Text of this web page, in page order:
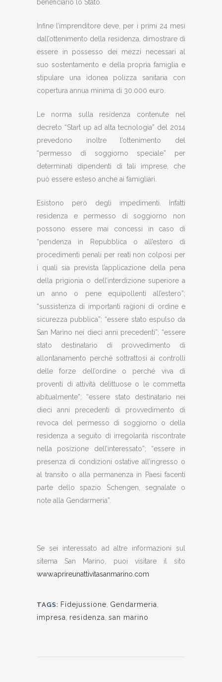
beneficiario lo Stato.
Infine l’imprenditore deve, per i primi 24 mesi
dall’ottenimento della residenza, dimostrare di
essere in possesso dei mezzi necessari al
suo sostentamento e della propria famiglia e
stipulare una idonea polizza sanitaria con
copertura annua minima di 30.000 euro.
Le norma sulla residenza contenute nel
decreto “Start up ad alta tecnologia” del 2014
prevedono inoltre l’ottenimento del
“permesso di soggiorno speciale” per
determinati dipendenti di tali imprese, che
può essere esteso anche ai famigliari.
Esistono però degli impedimenti. Infatti
residenza e permesso di soggiorno non
possono essere mai concessi in caso di
“pendenza in Repubblica o all’estero di
procedimenti penali per reati non colposi per
i quali sia prevista l’applicazione della pena
della prigionia o dell’interdizione superiore a
un anno o pene equipollenti all’estero”;
“sussistenza di importanti ragioni di ordine e
sicurezza pubblica”; “essere stato espulso da
San Marino nei dieci anni precedenti”; “essere
stato destinatario di provvedimento di
allontanamento perché sottrattosi ai controlli
delle forze dell’ordine o perché viva di
proventi di attività delittuose o le commetta
abitualmente”; “essere stato destinatario nei
dieci anni precedenti di provvedimento di
revoca del permesso di soggiorno o della
residenza a seguito di irregolarità riscontrate
nella posizione dell’interessato”; “essere in
presenza di condizioni ostative all’ingresso o
al transito o alla permanenza in Paesi facenti
parte dello spazio Schengen, segnalate o
note alla Gendarmeria”.
Se sei interessato ad altre informazioni sul
sitema San Marino, puoi visitare il sito
www.aprireunattivitasanmarino.com
TAGS: Fidejussione Gendarmeria
impresa
residenza san marino